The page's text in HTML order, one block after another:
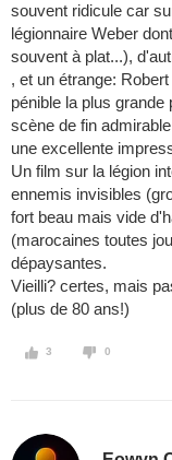
souvent ridicule car
légionnaire Weber
souvent à plat...),
, et un étrange:
pénible la plus
scène de fin
une excellente
Un film sur la légion
ennemis invisibles
fort beau mais vide
(marocaines toutes
dépaysantes.
Vieilli? certes, mais
(plus de 80 ans!)
3 0